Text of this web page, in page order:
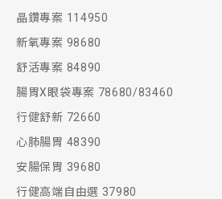
晶鑽專案 114950
新氧專案 98680
舒活專案 84890
腸胃X眼袋專案 78680/83460
行健舒新 72660
心肺腸胃 48390
安腸保胃 39680
行健高端自由選 37980